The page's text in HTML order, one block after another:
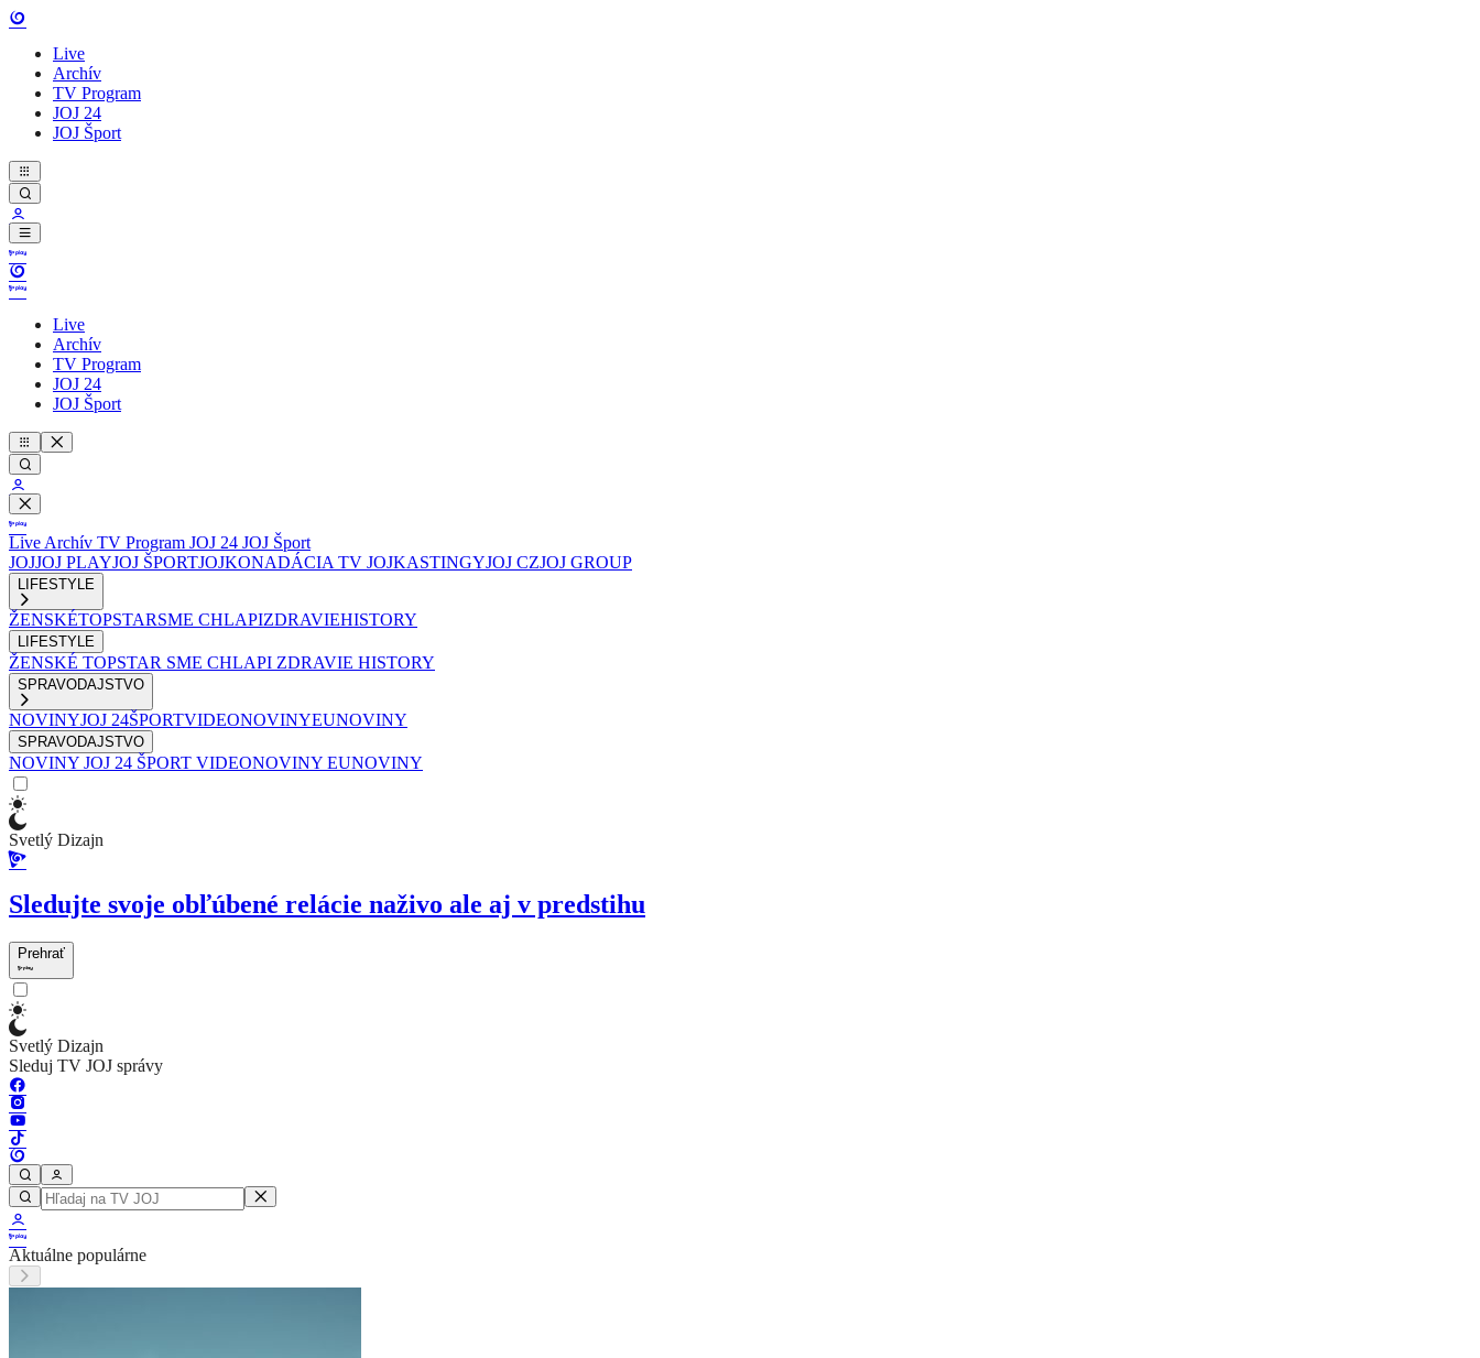
Live
Archív
TV Program
JOJ 24
JOJ Šport
Live
Archív
TV Program
JOJ 24
JOJ Šport
Live Archív TV Program JOJ 24 JOJ Šport
JOJJOJ PLAYJOJ ŠPORTJOJKONADÁCIA TV JOJKASTINGYJOJ CZJOJ GROUP
LIFESTYLE
ŽENSKÉTOPSTARSME CHLAPIZDRAVIEHISTORY
LIFESTYLE
ŽENSKÉ TOPSTAR SME CHLAPI ZDRAVIE HISTORY
SPRAVODAJSTVO
NOVINYJOJ 24ŠPORTVIDEONOVINYEUNOVINY
SPRAVODAJSTVO
NOVINY JOJ 24 ŠPORT VIDEONOVINY EUNOVINY
Svetlý Dizajn
Sledujte svoje obľúbené relácie naživo ale aj v predstihu
Prehrať
Svetlý Dizajn
Sleduj TV JOJ správy
Aktuálne populárne